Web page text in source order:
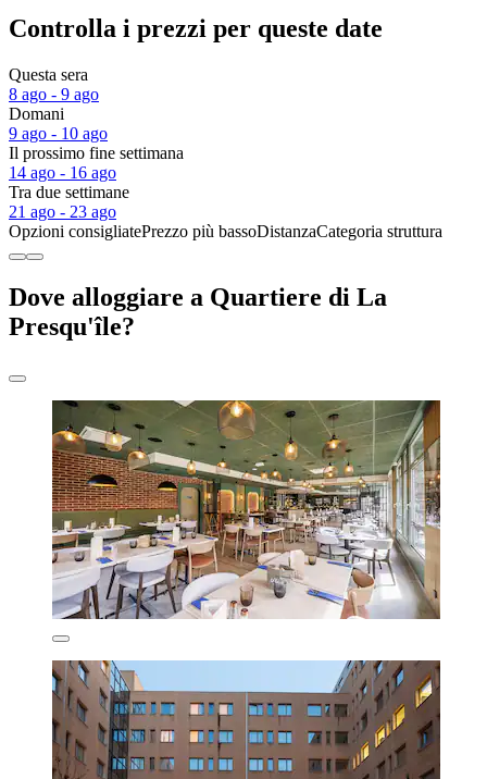
Controlla i prezzi per queste date
Questa sera
8 ago - 9 ago
Domani
9 ago - 10 ago
Il prossimo fine settimana
14 ago - 16 ago
Tra due settimane
21 ago - 23 ago
Opzioni consigliatePrezzo più bassoDistanzaCategoria struttura
Dove alloggiare a Quartiere di La
Presqu'île?